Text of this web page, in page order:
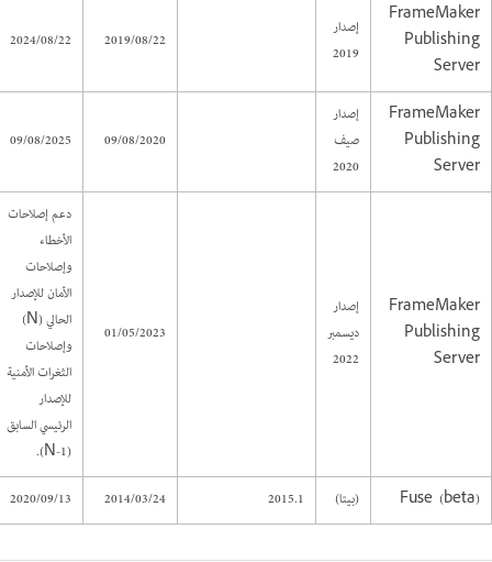
FrameMaker
Publishing
Server
إصدار
2019
2019/08/22
2024/08/22
FrameMaker
Publishing
Server
إصدار
صيف
2020
09/08/2020
09/08/2025
FrameMaker
Publishing
Server
إصدار
ديسمبر
2022
01/05/2023
دعم إصلاحات
الأخطاء
وإصلاحات
الأمان للإصدار
الحالي (N)
وإصلاحات
الثغرات الأمنية
للإصدار
الرئيسي السابق
(N-1).
Fuse (beta)
(بيتا) 2015.1
2014/03/24
2020/09/13